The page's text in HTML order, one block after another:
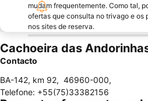
mudam frequentemente. Como tal,
ofertas que consulta no trivago e os
nos sites de reserva.
Cachoeira das
Contacto
BA-142, km 92, 46960-000,
Telefone: +55(75)33382156